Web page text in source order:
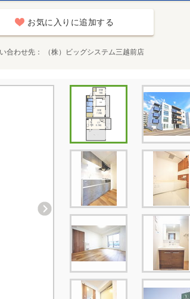
お気に入りに追加する
合わせ先 （株）ビッグシステム三越前店